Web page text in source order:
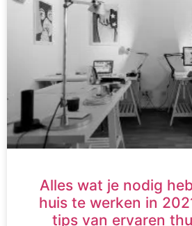
Alles wat je nodig
huis te werken in
tips van ervaren